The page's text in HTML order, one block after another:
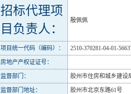
招标代理项
目负责人：
殷佩佩
项目统一代码（编码）： 2510-370281-04-01-
房地产产权证证号：
监督部门： 胶州市住房和城乡建设
监督部门地址： 胶州市北京东路61号